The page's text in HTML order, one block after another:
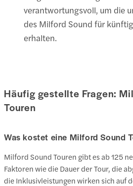
verantwortungsvoll, um die
des Milford Sound für
erhalten.
Häufig gestellte Fragen:
Touren
Was kostet eine Milford Sound
Milford Sound Touren gibt es ab 125
Faktoren wie die Dauer der Tour, die
die Inklusivleistungen wirken sich auf